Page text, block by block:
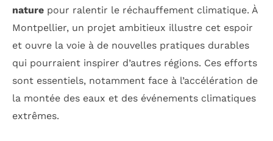
nature pour ralentir le réchauffement climatique. À
Montpellier, un projet ambitieux illustre cet espoir
et ouvre la voie à de nouvelles pratiques durables
qui pourraient inspirer d’autres régions. Ces efforts
sont essentiels, notamment face à l’accélération de
la montée des eaux et des événements climatiques
extrêmes.